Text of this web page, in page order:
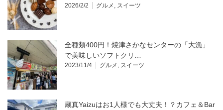
2026/2/2 グルメ スイーツ
全種類400円！焼津さかなセンターの「大漁」
で美味しいソフトクリ…
2023/11/4 グルメ スイーツ
蔵真Yaizuはお1人様でも大丈夫！？カフェ＆Bar